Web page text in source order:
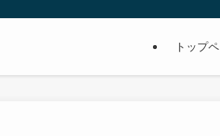
トップ